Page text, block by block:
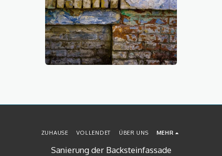
Sanierung der Backsteinfassade
ZUHAUSE VOLLENDET ÜBER UNS MEHR